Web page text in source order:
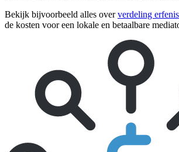
Bekijk bijvoorbeeld alles oververdeling erfenis
de kosten voor een lokale en betaalbare